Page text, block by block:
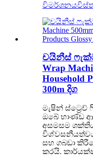
විමර්ශනය
චයිනීස්
Wrap
Household
300m දිග
මැෂින්
ඔබේ භාණ්ඩ
අසමසම
සහ ගබඩා
කරයි.